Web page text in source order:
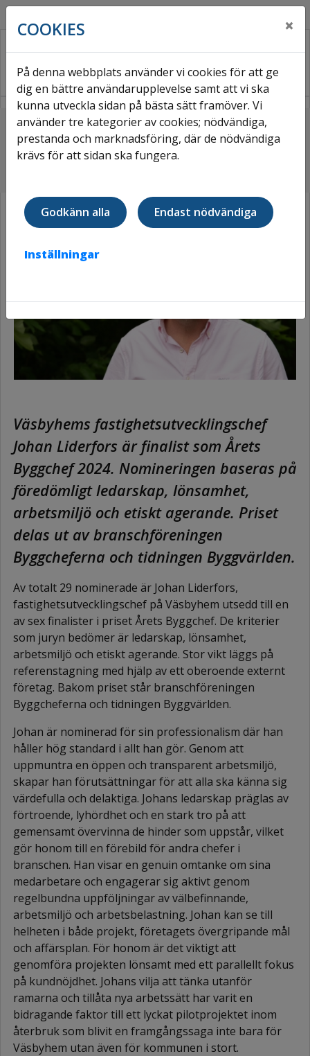
Hem Om Väsbyhem
Nyhetsarkiv
Finalist som Årets Byggchef
Väsbyhems fastighetsutvecklingschef
Johan Liderfors är finalist som Årets
Byggchef 2024. Nomineringen baseras på
föredömligt ledarskap, lönsamhet,
arbetsmiljö och etiskt agerande. Priset
delas ut av branschföreningen
Byggcheferna och tidningen Byggvärlden.
Av totalt 29 nominerade är Johan Liderfors,
fastighetsutvecklingschef på Väsbyhem utsedd till en
av sex finalister i priset Årets Byggchef. De kriterier
som juryn bedömer är ledarskap, lönsamhet,
arbetsmiljö och etiskt agerande. Stor vikt läggs på
referenstagning med hjälp av ett oberoende externt
företag. Bakom priset står branschföreningen
Byggcheferna och tidningen Byggvärlden.
Johan är nominerad för sin professionalism där han
håller hög standard i allt han gör. Genom att
uppmuntra en öppen och transparent arbetsmiljö,
skapar han förutsättningar för att alla ska känna sig
värdefulla och delaktiga. Johans ledarskap präglas av
förtroende, lyhördhet och en stark tro på att
gemensamt övervinna de hinder som uppstår, vilket
gör honom till en förebild för andra chefer i
branschen. Han visar en genuin omtanke om sina
medarbetare och engagerar sig aktivt genom
regelbundna uppföljningar av välbefinnande,
arbetsmiljö och arbetsbelastning. Johan kan se till
helheten i både projekt, företagets övergripande mål
och affärsplan. För honom är det viktigt att
genomföra projekten lönsamt med ett parallellt fokus
på kundnöjdhet. Johans vilja att tänka utanför
ramarna och tillåta nya arbetssätt har varit en
bidragande faktor till ett lyckat pilotprojektet inom
återbruk som blivit en framgångssaga inte bara för
Väsbyhem utan även för kommunen i stort.
COOKIES ×
På denna webbplats använder vi cookies för att ge
dig en bättre användarupplevelse samt att vi ska
kunna utveckla sidan på bästa sätt framöver. Vi
använder tre kategorier av cookies; nödvändiga,
prestanda och marknadsföring, där de nödvändiga
krävs för att sidan ska fungera.
Godkänn alla Endast nödvändiga
Inställningar